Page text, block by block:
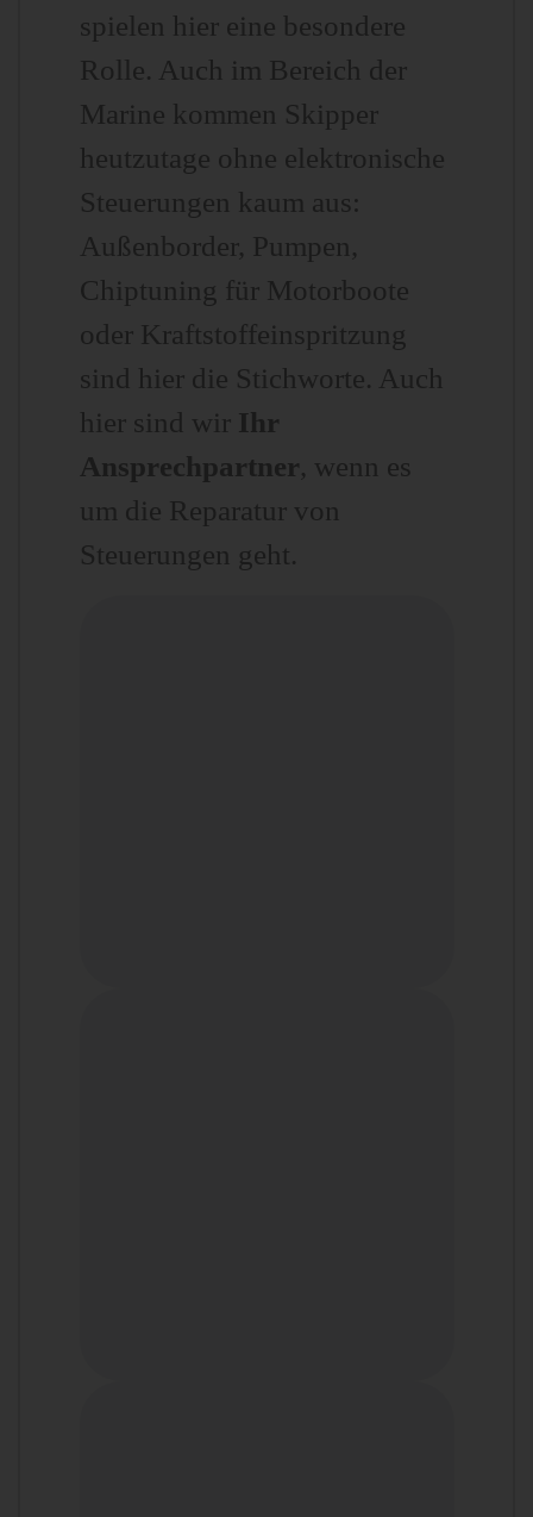
spielen hier eine besondere
Rolle. Auch im Bereich der
Marine kommen Skipper
heutzutage ohne elektronische
Steuerungen kaum aus:
Außenborder, Pumpen,
Chiptuning für Motorboote
oder Kraftstoffeinspritzung
sind hier die Stichworte. Auch
hier sind wir Ihr
Ansprechpartner, wenn es
um die Reparatur von
Steuerungen geht.